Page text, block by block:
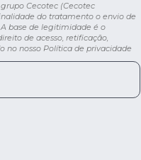
Cecotec (Cecotec
do tratamento o envio de
base de legitimidade é o
de acesso, retificação,
no nosso Política de privacidade